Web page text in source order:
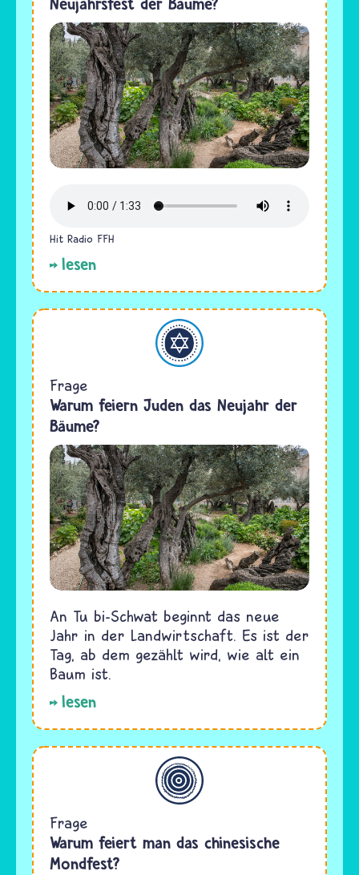
Hit Radio FFH
lesen
Judentum
Frage
Warum feiern Juden das Neujahr der
Bäume?
An Tu bi-Schwat beginnt das neue
Jahr in der Landwirtschaft. Es ist der
Tag, ab dem gezählt wird, wie alt ein
Baum ist.
lesen
Allgemein
Frage
Warum feiert man das chinesische
Mondfest?